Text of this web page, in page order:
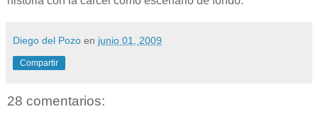
Diego del Pozo en junio 01, 2009
Compartir
28 comentarios: